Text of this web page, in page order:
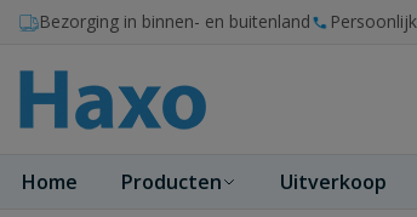
Ga naar de inhoud
Bezorging in binnen- en buitenland
Home Producten Uitverkoop